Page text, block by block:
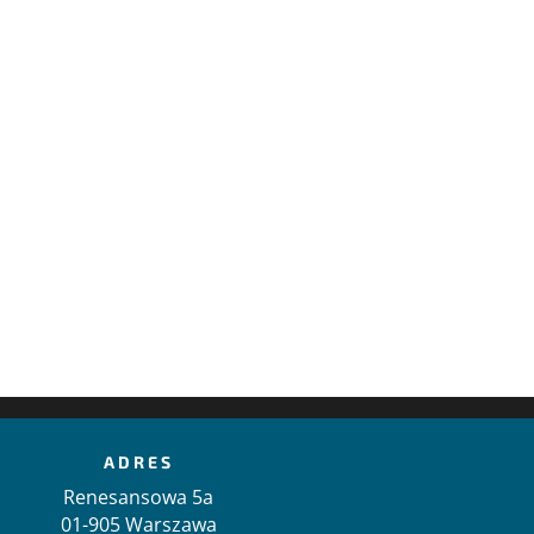
ADRES
Renesansowa 5a
01-905 Warszawa